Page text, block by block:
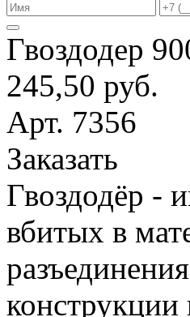
Гвоздодер
245,50 руб.
Арт. 7356
Заказать
Гвоздодёр -
вбитых в
конструкции